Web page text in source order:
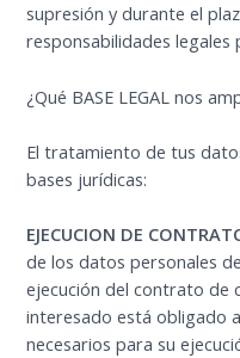
supresión y durante el
responsabilidades
¿Qué BASE LEGAL nos
El tratamiento de tus
bases jurídicas:
EJECUCION DE
de los datos personales
ejecución del contrato de
interesado está obligado
necesarios para su